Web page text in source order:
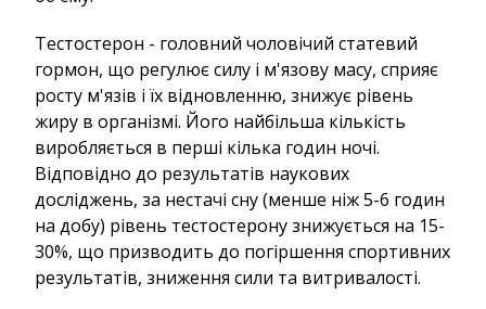
Тестостерон - головний чоловічий статевий
гормон, що регулює силу і м'язову масу, сприяє
росту м'язів і їх відновленню, знижує рівень
жиру в організмі. Його найбільша кількість
виробляється в перші кілька годин ночі.
Відповідно до результатів наукових
досліджень, за нестачі сну (менше ніж 5-6 годин
на добу) рівень тестостерону знижується на 15-
30%, що призводить до погіршення спортивних
результатів, зниження сили та витривалості.